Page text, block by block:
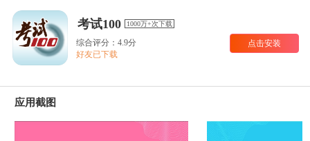
考试100 1000万+次下载
综合评分：4.9分
好友已下载
点击安装
应用截图